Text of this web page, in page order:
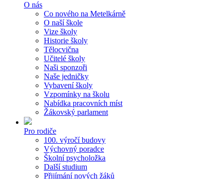
O nás
Co nového na Metelkárně
O naší škole
Vize školy
Historie školy
Tělocvična
Učitelé školy
Naši sponzoři
Naše jedničky
Vybavení školy
Vzpomínky na školu
Nabídka pracovních míst
Žákovský parlament
Pro rodiče
100. výročí budovy
Výchovný poradce
Školní psycholožka
Další studium
Přijímání nových žáků